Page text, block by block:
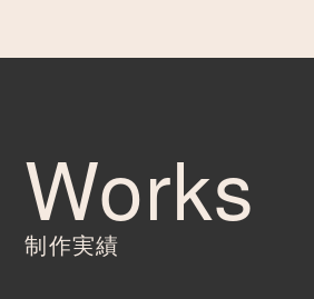
制作実績